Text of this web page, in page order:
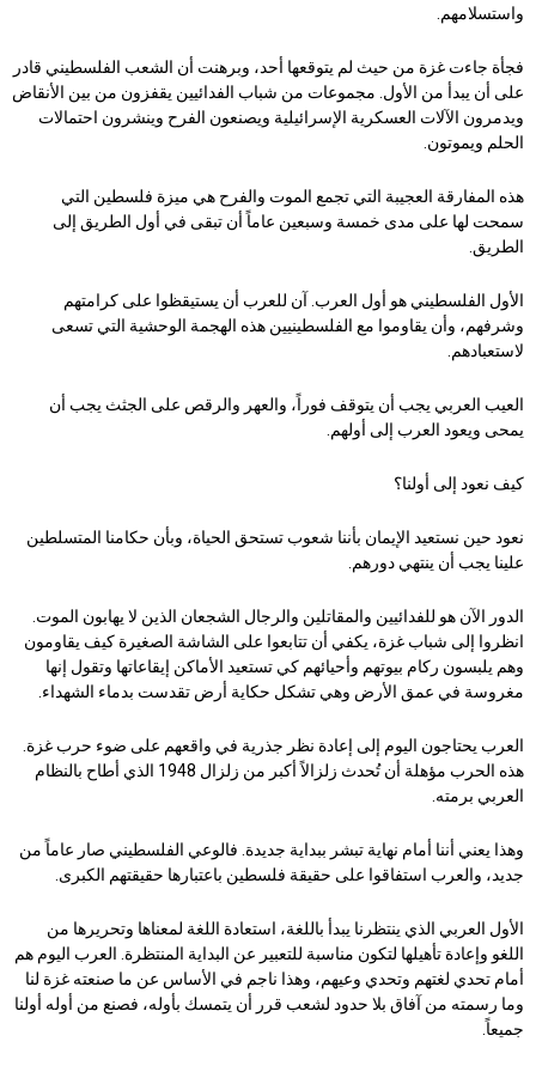
واستسلامهم.
فجأة جاءت غزة من حيث لم يتوقعها أحد، وبرهنت أن الشعب الفلسطيني قادر
على أن يبدأ من الأول. مجموعات من شباب الفدائيين يقفزون من بين الأنقاض
ويدمرون الآلات العسكرية الإسرائيلية ويصنعون الفرح وينشرون احتمالات
الحلم ويموتون.
هذه المفارقة العجيبة التي تجمع الموت والفرح هي ميزة فلسطين التي
سمحت لها على مدى خمسة وسبعين عاماً أن تبقى في أول الطريق إلى
الطريق.
الأول الفلسطيني هو أول العرب. آن للعرب أن يستيقظوا على كرامتهم
وشرفهم، وأن يقاوموا مع الفلسطينيين هذه الهجمة الوحشية التي تسعى
لاستعبادهم.
العيب العربي يجب أن يتوقف فوراً، والعهر والرقص على الجثث يجب أن
يمحى ويعود العرب إلى أولهم.
كيف نعود إلى أولنا؟
نعود حين نستعيد الإيمان بأننا شعوب تستحق الحياة، وبأن حكامنا المتسلطين
علينا يجب أن ينتهي دورهم.
الدور الآن هو للفدائيين والمقاتلين والرجال الشجعان الذين لا يهابون الموت.
انظروا إلى شباب غزة، يكفي أن تتابعوا على الشاشة الصغيرة كيف يقاومون
وهم يلبسون ركام بيوتهم وأحيائهم كي تستعيد الأماكن إيقاعاتها وتقول إنها
مغروسة في عمق الأرض وهي تشكل حكاية أرض تقدست بدماء الشهداء.
العرب يحتاجون اليوم إلى إعادة نظر جذرية في واقعهم على ضوء حرب غزة.
هذه الحرب مؤهلة أن تُحدث زلزالاً أكبر من زلزال 1948 الذي أطاح بالنظام
العربي برمته.
وهذا يعني أننا أمام نهاية تبشر ببداية جديدة. فالوعي الفلسطيني صار عاماً من
جديد، والعرب استفاقوا على حقيقة فلسطين باعتبارها حقيقتهم الكبرى.
الأول العربي الذي ينتظرنا يبدأ باللغة، استعادة اللغة لمعناها وتحريرها من
اللغو وإعادة تأهيلها لتكون مناسبة للتعبير عن البداية المنتظرة. العرب اليوم هم
أمام تحدي لغتهم وتحدي وعيهم، وهذا ناجم في الأساس عن ما صنعته غزة لنا
وما رسمته من آفاق بلا حدود لشعب قرر أن يتمسك بأوله، فصنع من أوله أولنا
جميعاً.